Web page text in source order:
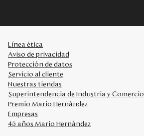
Línea ética
Aviso de privacidad
Protección de datos
Servicio al cliente
Nuestras tiendas
Superintendencia de Industria y Comercio
Premio Mario Hernández
Empresas
45 años Mario Hernández